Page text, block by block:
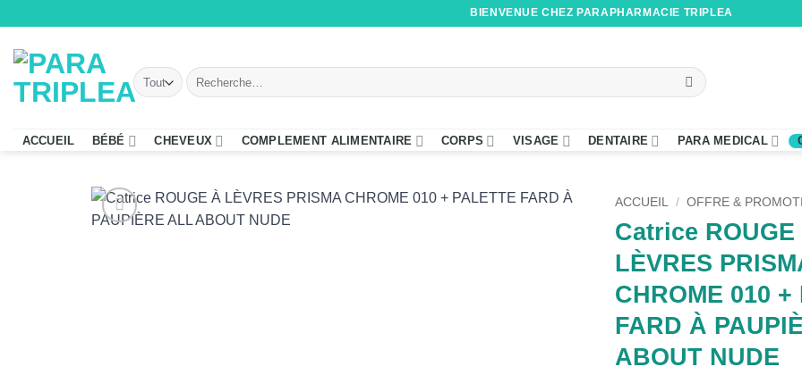
contenu
BIENVENUE CHEZ PARAPHARMACIE TRIPLEA
Recherche
pour :
ACCUEIL BÉBÉ CHEVEUX COMPLEMENT ALIMENTAIRE CORPS VISAGE DENTAIRE PARA MEDICAL
ACCUEIL / OFFRE &
Catrice ROUGE
LÈVRES
CHROME 010 +
FARD À
ABOUT NUDE